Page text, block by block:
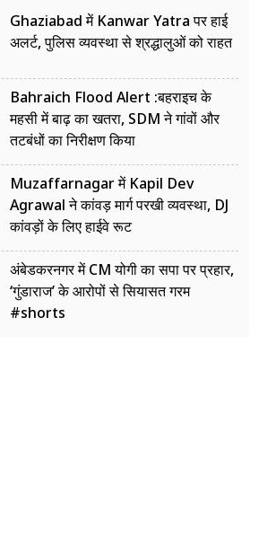
Ghaziabad में Kanwar Yatra पर हाई
अलर्ट, पुलिस व्यवस्था से श्रद्धालुओं को राहत
Bahraich Flood Alert :बहराइच के
महसी में बाढ़ का खतरा, SDM ने गांवों और
तटबंधों का निरीक्षण किया
Muzaffarnagar में Kapil Dev
Agrawal ने कांवड़ मार्ग परखी व्यवस्था, DJ
कांवड़ों के लिए हाईवे रूट
अंबेडकरनगर में CM योगी का सपा पर प्रहार,
‘गुंडाराज’ के आरोपों से सियासत गरम
#shorts